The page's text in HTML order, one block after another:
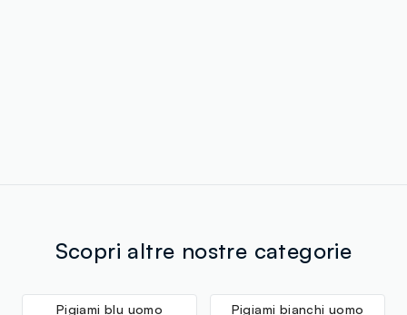
Scopri altre nostre categorie
Pigiami blu uomo Pigiami bianchi uomo